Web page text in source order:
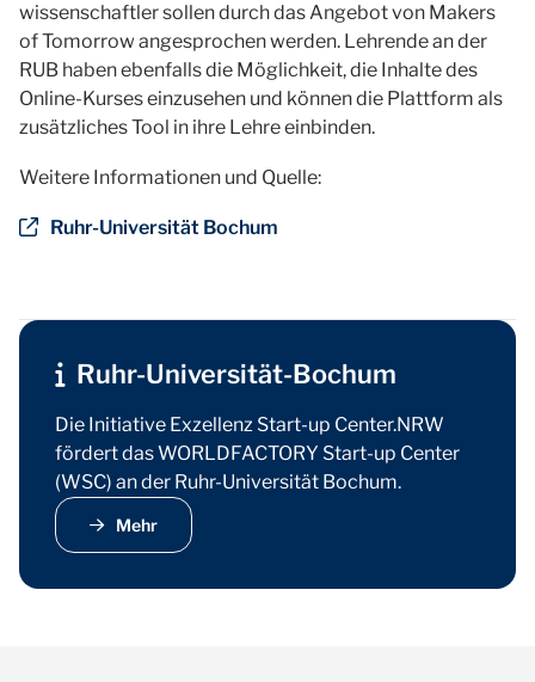
wissenschaftler sollen durch das Angebot von Makers
of Tomorrow angesprochen werden. Lehrende an der
RUB haben ebenfalls die Möglichkeit, die Inhalte des
Online-Kurses einzusehen und können die Plattform als
zusätzliches Tool in ihre Lehre einbinden.
Weitere Informationen und Quelle:
Ruhr-Universität Bochum
Ruhr-Universität-Bochum
Die Initiative Exzellenz Start-up Center.NRW
fördert das WORLDFACTORY Start-up Center
(WSC) an der Ruhr-Universität Bochum.
Mehr